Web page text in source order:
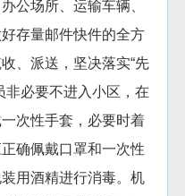
公场所、运输车辆、
存量邮件快件的全方
、派送，坚决落实“先
非必要不进入小区，在
次性手套，必要时着
确佩戴口罩和一次性
用酒精进行消毒。机